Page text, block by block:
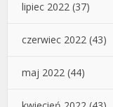
lipiec 2022 (37)
czerwiec 2022 (43)
maj 2022 (44)